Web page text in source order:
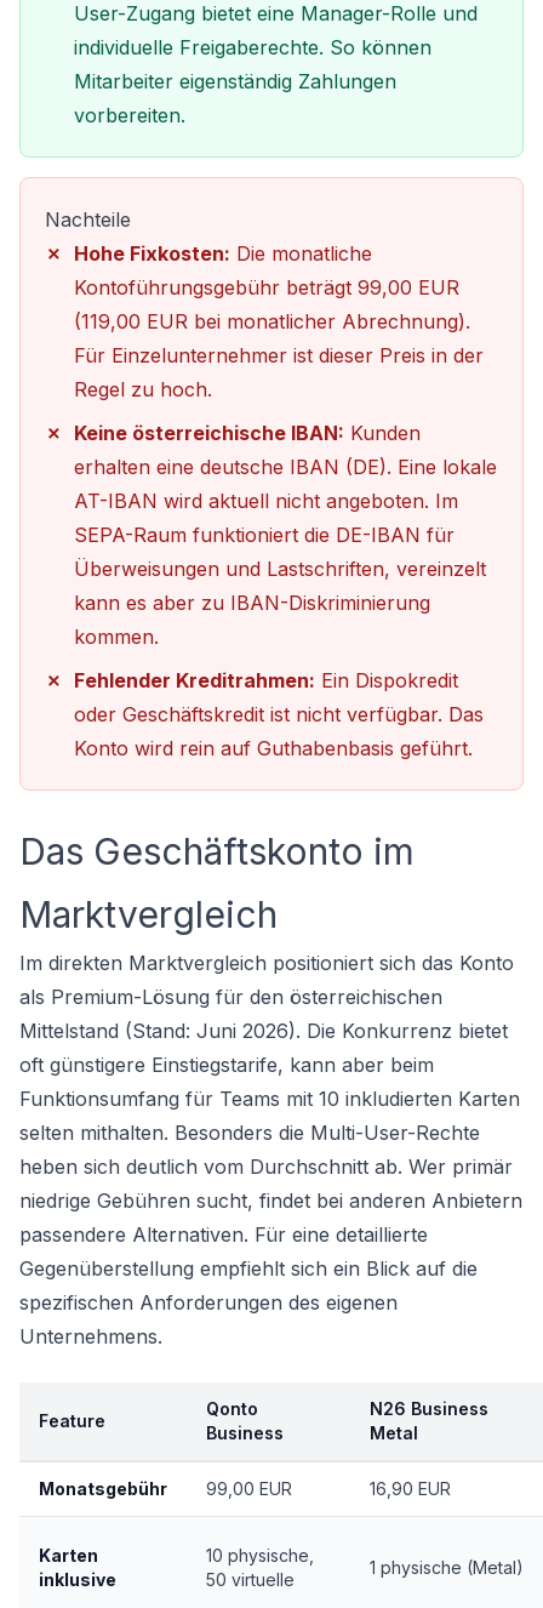
User-Zugang bietet eine Manager-Rolle und
individuelle Freigaberechte. So können
Mitarbeiter eigenständig Zahlungen
vorbereiten.
Nachteile
Hohe Fixkosten: Die monatliche
Kontoführungsgebühr beträgt 99,00 EUR
(119,00 EUR bei monatlicher Abrechnung).
Für Einzelunternehmer ist dieser Preis in der
Regel zu hoch.
Keine österreichische IBAN: Kunden
erhalten eine deutsche IBAN (DE). Eine lokale
AT-IBAN wird aktuell nicht angeboten. Im
SEPA-Raum funktioniert die DE-IBAN für
Überweisungen und Lastschriften, vereinzelt
kann es aber zu IBAN-Diskriminierung
kommen.
Fehlender Kreditrahmen: Ein Dispokredit
oder Geschäftskredit ist nicht verfügbar. Das
Konto wird rein auf Guthabenbasis geführt.
Das Geschäftskonto im
Marktvergleich
Im direkten Marktvergleich positioniert sich das Konto
als Premium-Lösung für den österreichischen
Mittelstand (Stand: Juni 2026). Die Konkurrenz bietet
oft günstigere Einstiegstarife, kann aber beim
Funktionsumfang für Teams mit 10 inkludierten Karten
selten mithalten. Besonders die Multi-User-Rechte
heben sich deutlich vom Durchschnitt ab. Wer primär
niedrige Gebühren sucht, findet bei anderen Anbietern
passendere Alternativen. Für eine detaillierte
Gegenüberstellung empfiehlt sich ein Blick auf die
spezifischen Anforderungen des eigenen
Unternehmens.
Feature
Qonto
Business
N26 Business
Metal
Monatsgebühr 99,00 EUR 16,90 EUR
Karten
inklusive
10 physische,
50 virtuelle
1 physische (Metal)